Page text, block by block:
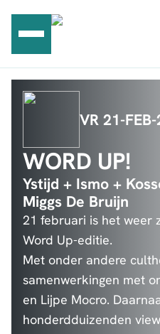
inhoud
VR 21-
WORD UP!
Ystijd + Ismo +
Miggs De Bruijn
21 februari is het weer
Word Up-editie.
Met onder andere
samenwerkingen met
en Lijpe Mocro.
honderdduizenden